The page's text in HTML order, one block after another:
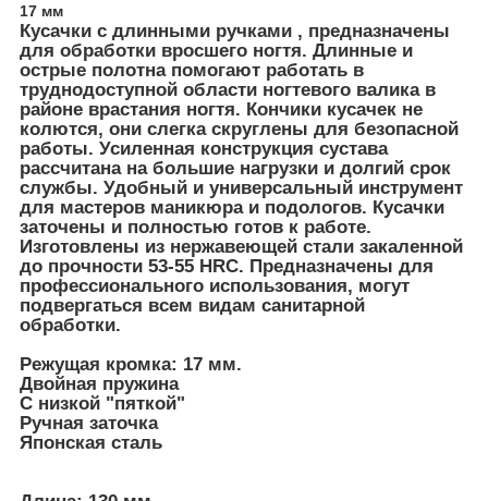
17 мм
Кусачки с длинными ручками , предназначены
для обработки вросшего ногтя. Длинные и
острые полотна помогают работать в
труднодоступной области ногтевого валика в
районе врастания ногтя. Кончики кусачек не
колются, они слегка скруглены для безопасной
работы. Усиленная конструкция сустава
рассчитана на большие нагрузки и долгий срок
службы. Удобный и универсальный инструмент
для мастеров маникюра и подологов. Кусачки
заточены и полностью готов к работе.
Изготовлены из нержавеющей стали закаленной
до прочности 53-55 HRC. Предназначены для
профессионального использования, могут
подвергаться всем видам санитарной
обработки.
Режущая кромка: 17 мм.
Двойная пружина
С низкой "пяткой"
Ручная заточка
Японская сталь